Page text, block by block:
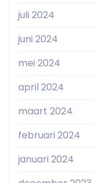
juli 2024
juni 2024
mei 2024
april 2024
maart 2024
februari 2024
januari 2024